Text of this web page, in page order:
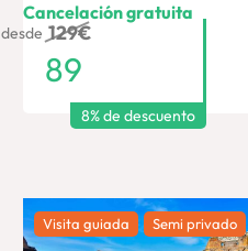
desde 129€
89
8% de descuento
Cancelación gratuita
Visita guiada Semi privado